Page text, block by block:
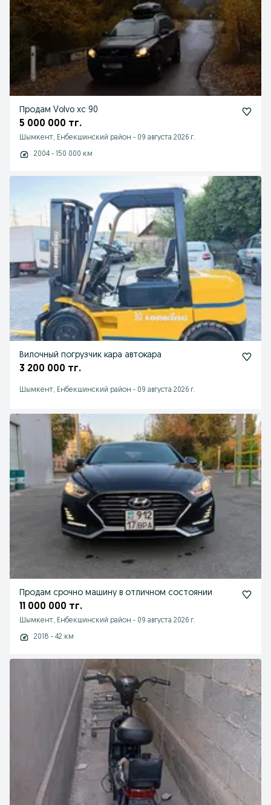
Продам Volvo xc 90
5 000 000 тг.
Шымкент, Енбекшинский район - 09 августа 2026 г.
2004 - 150 000 км
Вилочный погрузчик кара автокара
3 200 000 тг.
Шымкент, Енбекшинский район - 09 августа 2026 г.
Продам срочно машину в отличном состоянии
11 000 000 тг.
Шымкент, Енбекшинский район - 09 августа 2026 г.
2018 - 42 км